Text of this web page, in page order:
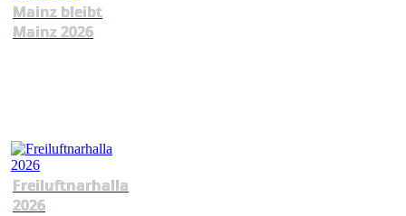
Mainz bleibt
Mainz 2026
Freiluftnarhalla
2026